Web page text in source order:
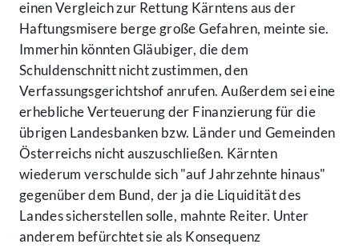
einen Vergleich zur Rettung Kärntens aus der
Haftungsmisere berge große Gefahren, meinte sie.
Immerhin könnten Gläubiger, die dem
Schuldenschnitt nicht zustimmen, den
Verfassungsgerichtshof anrufen. Außerdem sei eine
erhebliche Verteuerung der Finanzierung für die
übrigen Landesbanken bzw. Länder und Gemeinden
Österreichs nicht auszuschließen. Kärnten
wiederum verschulde sich "auf Jahrzehnte hinaus"
gegenüber dem Bund, der ja die Liquidität des
Landes sicherstellen solle, mahnte Reiter. Unter
anderem befürchtet sie als Konsequenz